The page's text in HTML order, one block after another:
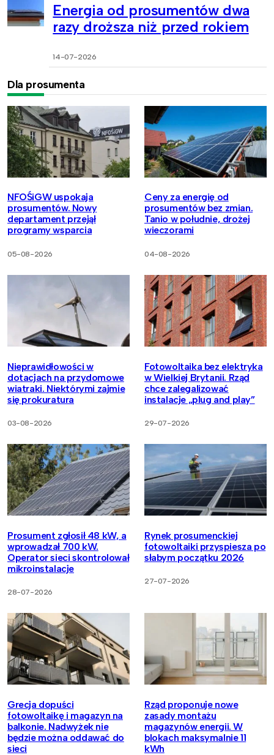
Energia od prosumentów dwa
razy droższa niż przed rokiem
14-07-2026
Dla prosumenta
NFOŚiGW uspokaja
prosumentów. Nowy
departament przejął
programy wsparcia
05-08-2026
Ceny za energię od
prosumentów bez zmian.
Tanio w południe, drożej
wieczorami
04-08-2026
Nieprawidłowości w
dotacjach na przydomowe
wiatraki. Niektórymi zajmie
się prokuratura
03-08-2026
Fotowoltaika bez elektryka
w Wielkiej Brytanii. Rząd
chce zalegalizować
instalacje „plug and play”
29-07-2026
Prosument zgłosił 48 kW, a
wprowadzał 700 kW.
Operator sieci skontrolował
mikroinstalacje
28-07-2026
Rynek prosumenckiej
fotowoltaiki przyspiesza po
słabym początku 2026
27-07-2026
Grecja dopuści
fotowoltaikę i magazyn na
balkonie. Nadwyżek nie
będzie można oddawać do
sieci
Rząd proponuje nowe
zasady montażu
magazynów energii. W
blokach maksymalnie 11
kWh